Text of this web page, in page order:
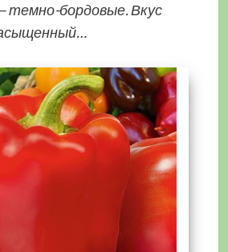
темно-бордовые. Вкус